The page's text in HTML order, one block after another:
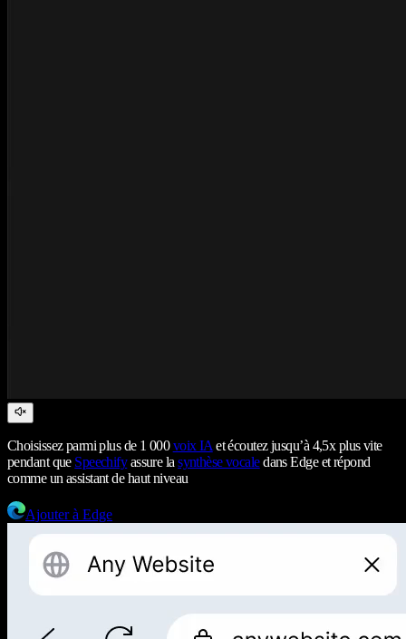
Choisissez parmi plus de 1 000voix IA et écoutez jusqu’à 4,5x plus vite
pendant que Speechifyassure lasynthèse vocaledans Edge et répond
comme un assistant de haut niveau
Ajouter à Edge